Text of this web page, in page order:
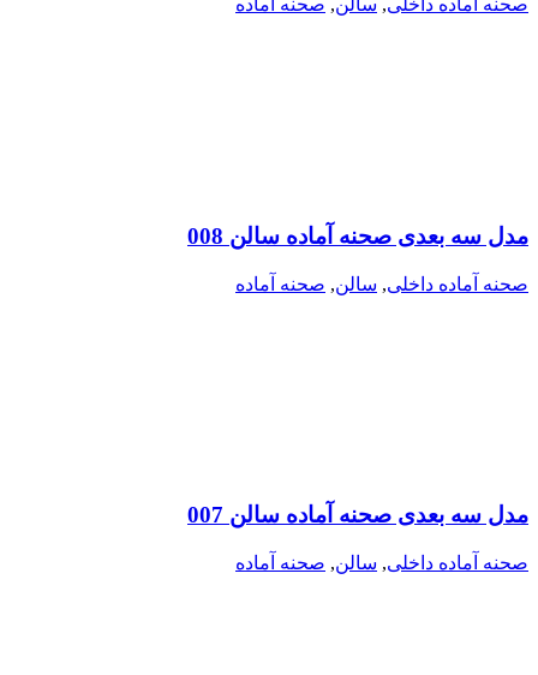
صحنه آماده داخلی, سالن, صحنه آماده
مدل سه بعدی صحنه آماده سالن 008
صحنه آماده داخلی, سالن, صحنه آماده
مدل سه بعدی صحنه آماده سالن 007
صحنه آماده داخلی, سالن, صحنه آماده